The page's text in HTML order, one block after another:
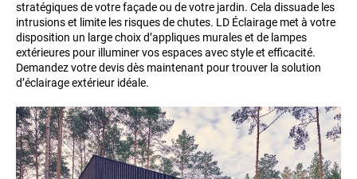
stratégiques de votre façade ou de votre jardin. Cela dissuade les
intrusions et limite les risques de chutes. LD Éclairage met à votre
disposition un large choix d’appliques murales et de lampes
extérieures pour illuminer vos espaces avec style et efficacité.
Demandez votre devis dès maintenant pour trouver la solution
d’éclairage extérieur idéale.